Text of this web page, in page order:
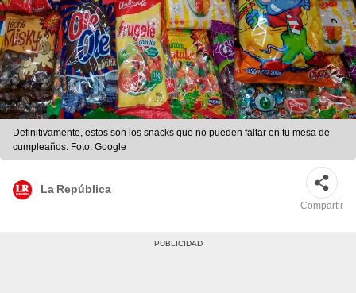
Definitivamente, estos son los snacks que no pueden faltar en tu mesa de
cumpleaños. Foto: Google
La República
Compartir